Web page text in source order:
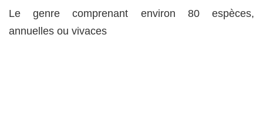
Le genre comprenant environ 80 espèces,
annuelles ou vivaces